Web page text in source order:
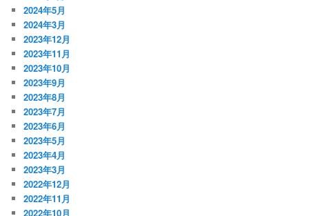
2024年5月
2024年3月
2023年12月
2023年11月
2023年10月
2023年9月
2023年8月
2023年7月
2023年6月
2023年5月
2023年4月
2023年3月
2022年12月
2022年11月
2022年10月